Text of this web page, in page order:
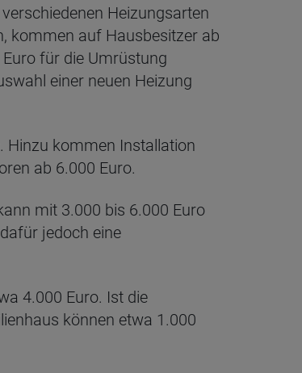
Heizungsarten
kommen auf Hausbesitzer ab
für die Umrüstung
einer neuen Heizung
Hinzu kommen Installation
ab 6.000 Euro.
mit 3.000 bis 6.000 Euro
jedoch eine
4.000 Euro. Ist die
können etwa 1.000